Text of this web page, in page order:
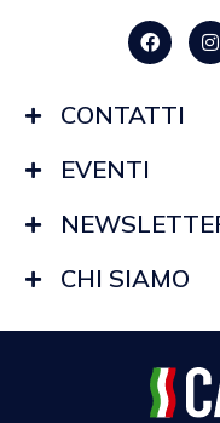
CONTATTI
EVENTI
CHI SIAMO